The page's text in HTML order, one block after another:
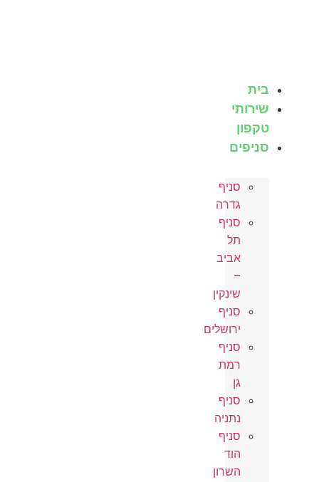
בית
שירותי
טקפון
סניפים
סניף
גדרה
סניף
תל
אביב
–
שינקין
סניף
ירושלים
סניף
רמת
גן
סניף
נתניה
סניף
הוד
השרון